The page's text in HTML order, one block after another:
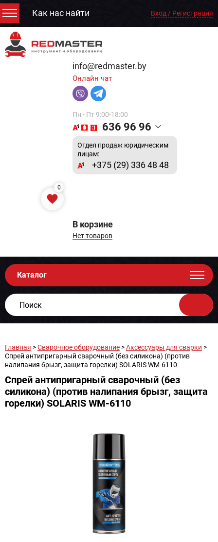
Как нас найти Вход / Регистрация
info@redmaster.by
Онлайн чат
Пн - Пт 9:00-18:00
636 96 96
Отдел продаж юридическим
лицам:
+375 (29) 336 48 48
0
В корзине
Нет товаров
Каталог
Главная >Сварочное оборудование >Аксессуары для сварки >
Спрей антипригарный сварочный (без силикона) (против
налипания брызг, защита горелки) SOLARIS WM-6110
Спрей антипригарный сварочный (без
силикона) (против налипания брызг, защита
горелки) SOLARIS WM-6110